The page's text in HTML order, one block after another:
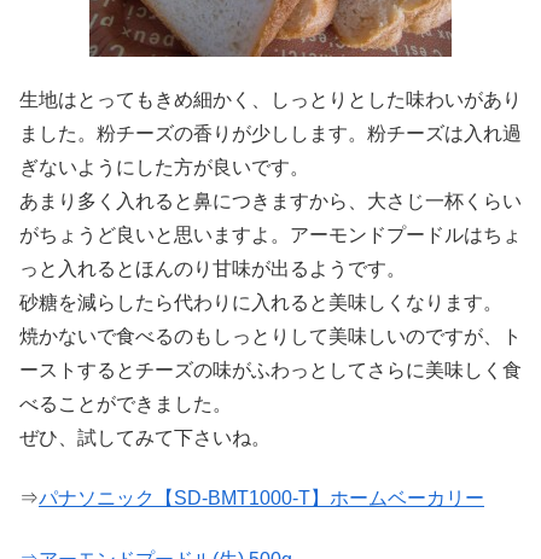
生地はとってもきめ細かく、しっとりとした味わいがあり
ました。粉チーズの香りが少しします。粉チーズは入れ過
ぎないようにした方が良いです。
あまり多く入れると鼻につきますから、大さじ一杯くらい
がちょうど良いと思いますよ。アーモンドプードルはちょ
っと入れるとほんのり甘味が出るようです。
砂糖を減らしたら代わりに入れると美味しくなります。
焼かないで食べるのもしっとりして美味しいのですが、ト
ーストするとチーズの味がふわっとしてさらに美味しく食
べることができました。
ぜひ、試してみて下さいね。
⇒パナソニック【SD-BMT1000-T】ホームベーカリー